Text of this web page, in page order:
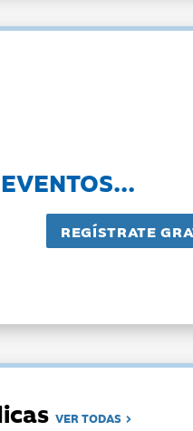
VER TODAS